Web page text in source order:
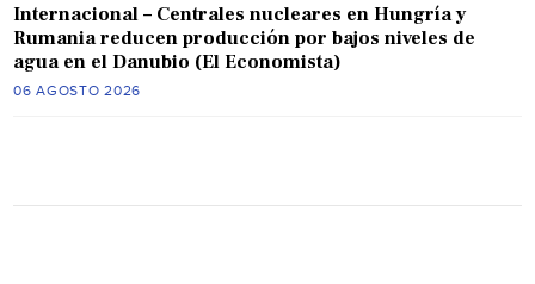
Internacional – Centrales nucleares en Hungría y
Rumania reducen producción por bajos niveles de
agua en el Danubio (El Economista)
06 AGOSTO 2026